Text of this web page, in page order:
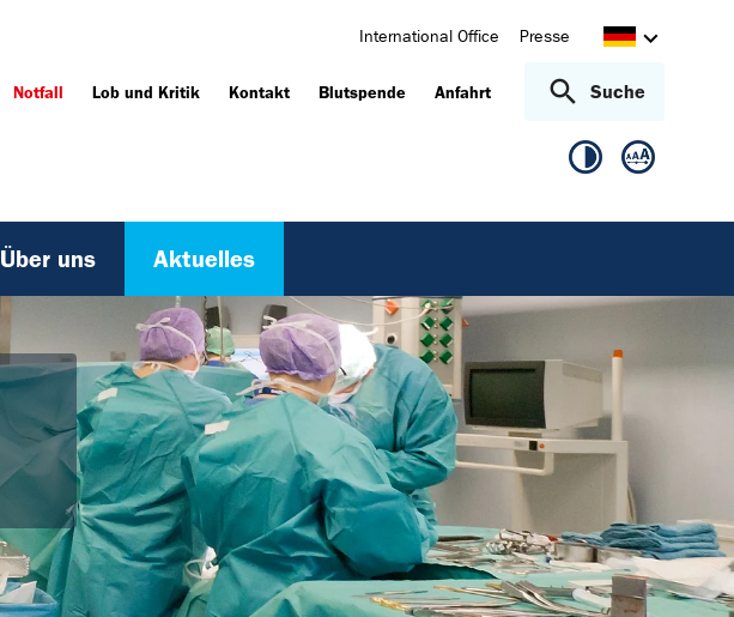
International Office Presse
Notfall Lob und Kritik Kontakt Blutspende Anfahrt Suche
Über uns Aktuelles